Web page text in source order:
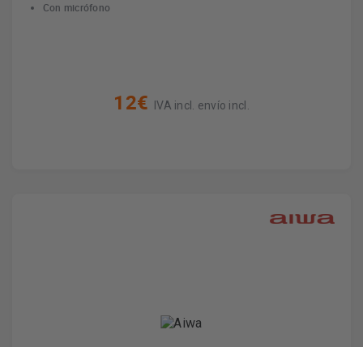
Con micrófono
12€ IVA incl. envío incl.